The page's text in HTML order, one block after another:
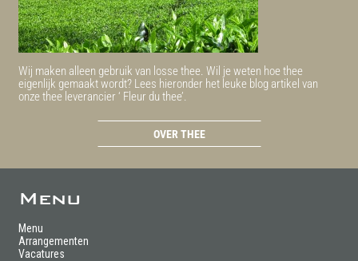
Wij maken alleen gebruik van losse thee. Wil je weten hoe thee
eigenlijk gemaakt wordt? Lees hieronder het leuke blog artikel van
onze thee leverancier ‘ Fleur du thee’.
OVER THEE
Menu
Menu
Arrangementen
Vacatures